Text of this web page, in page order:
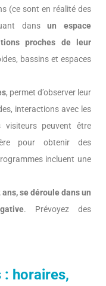
(ce sont en réalité des
dansun espace
proches de leur
bassins et espaces
, permet d’observer leur
interactions avec les
peuvent être
pour obtenir des
incluent une
se déroule dans un
. Prévoyez des
horaires,